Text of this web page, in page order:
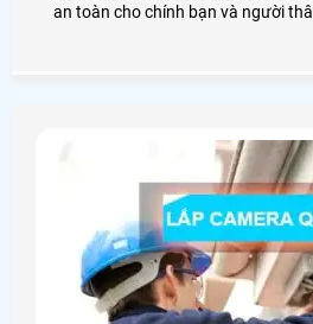
an toàn cho chính bạn và người thân của